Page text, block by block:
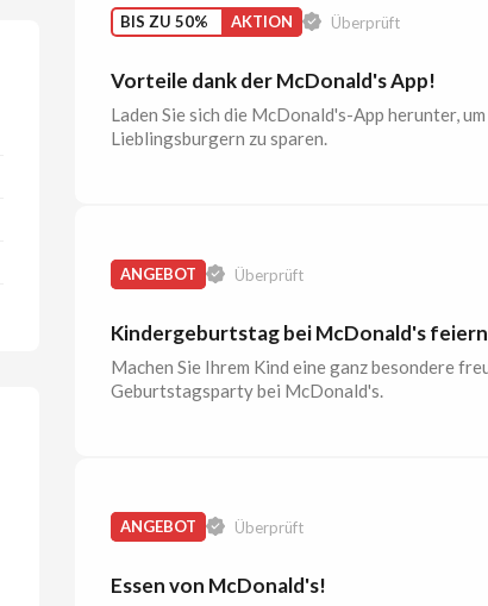
BIS ZU 50% AKTION Überprüft
Vorteile dank der McDonald's App!
Laden Sie sich die McDonald's-App herunter,
Lieblingsburgern zu sparen.
ANGEBOT Überprüft
Kindergeburtstag bei McDonald's
Machen Sie Ihrem Kind eine ganz besondere
Geburtstagsparty bei McDonald's.
ANGEBOT Überprüft
Essen von McDonald's!